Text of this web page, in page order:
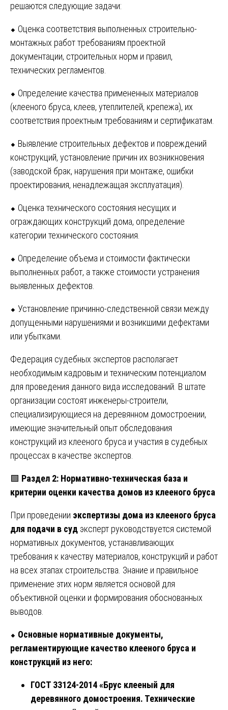
решаются следующие задачи:
⬥ Оценка соответствия выполненных строительно-
монтажных работ требованиям проектной
документации, строительных норм и правил,
технических регламентов.
⬥ Определение качества примененных материалов
(клееного бруса, клеев, утеплителей, крепежа), их
соответствия проектным требованиям и сертификатам.
⬥ Выявление строительных дефектов и повреждений
конструкций, установление причин их возникновения
(заводской брак, нарушения при монтаже, ошибки
проектирования, ненадлежащая эксплуатация).
⬥ Оценка технического состояния несущих и
ограждающих конструкций дома, определение
категории технического состояния.
⬥ Определение объема и стоимости фактически
выполненных работ, а также стоимости устранения
выявленных дефектов.
⬥ Установление причинно-следственной связи между
допущенными нарушениями и возникшими дефектами
или убытками.
Федерация судебных экспертов располагает
необходимым кадровым и техническим потенциалом
для проведения данного вида исследований. В штате
организации состоят инженеры-строители,
специализирующиеся на деревянном домостроении,
имеющие значительный опыт обследования
конструкций из клееного бруса и участия в судебных
процессах в качестве экспертов.
🟩 Раздел 2: Нормативно-техническая база и
критерии оценки качества домов из клееного бруса
При проведении экспертизы дома из клееного бруса
для подачи в суд эксперт руководствуется системой
нормативных документов, устанавливающих
требования к качеству материалов, конструкций и работ
на всех этапах строительства. Знание и правильное
применение этих норм является основой для
объективной оценки и формирования обоснованных
выводов.
⬥ Основные нормативные документы,
регламентирующие качество клееного бруса и
конструкций из него:
ГОСТ 33124-2014 «Брус клееный для
деревянного домостроения. Технические